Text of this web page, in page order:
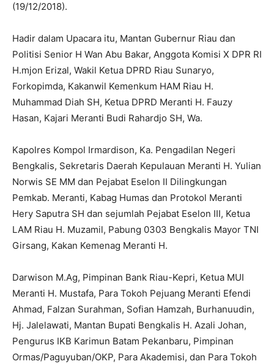
(19/12/2018).
Hadir dalam Upacara itu, Mantan Gubernur Riau dan
Politisi Senior H Wan Abu Bakar, Anggota Komisi X DPR RI
H.mjon Erizal, Wakil Ketua DPRD Riau Sunaryo,
Forkopimda, Kakanwil Kemenkum HAM Riau H.
Muhammad Diah SH, Ketua DPRD Meranti H. Fauzy
Hasan, Kajari Meranti Budi Rahardjo SH, Wa.
Kapolres Kompol Irmardison, Ka. Pengadilan Negeri
Bengkalis, Sekretaris Daerah Kepulauan Meranti H. Yulian
Norwis SE MM dan Pejabat Eselon II Dilingkungan
Pemkab. Meranti, Kabag Humas dan Protokol Meranti
Hery Saputra SH dan sejumlah Pejabat Eselon III, Ketua
LAM Riau H. Muzamil, Pabung 0303 Bengkalis Mayor TNI
Girsang, Kakan Kemenag Meranti H.
Darwison M.Ag, Pimpinan Bank Riau-Kepri, Ketua MUI
Meranti H. Mustafa, Para Tokoh Pejuang Meranti Efendi
Ahmad, Falzan Surahman, Sofian Hamzah, Burhanuudin,
Hj. Jalelawati, Mantan Bupati Bengkalis H. Azali Johan,
Pengurus IKB Karimun Batam Pekanbaru, Pimpinan
Ormas/Paguyuban/OKP, Para Akademisi, dan Para Tokoh